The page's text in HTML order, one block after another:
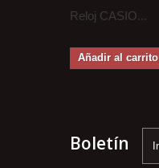
Reloj CASIO...
Añadir al carrito
Boletín